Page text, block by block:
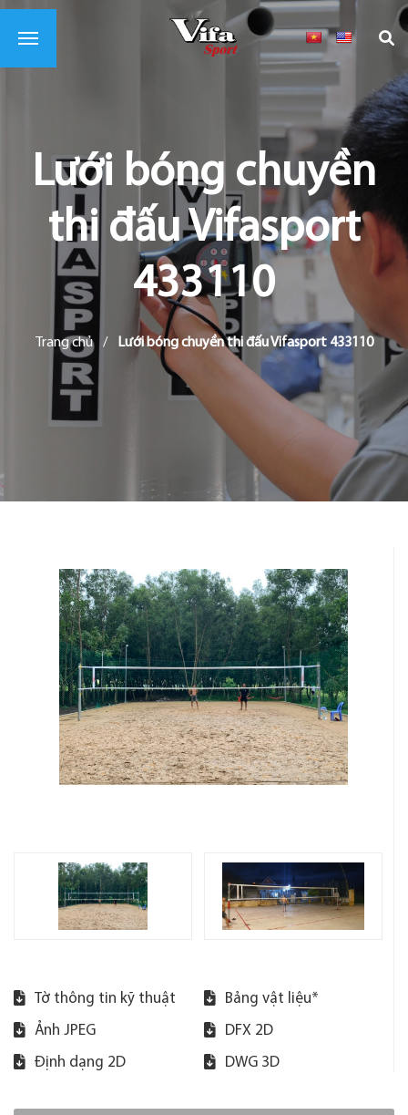
Lưới bóng chuyền
thi đấu Vifasport
433110
Trang chủ / Lưới bóng chuyền thi đấu Vifasport 433110
Tờ thông tin kỹ thuật Bảng vật liệu*
Ảnh JPEG DFX 2D
Định dạng 2D DWG 3D